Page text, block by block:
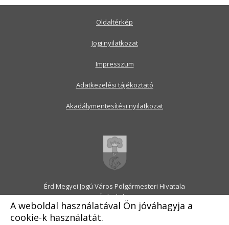
A weboldal használatával Ön jóváhagyja a
cookie-k használatát.
Érd Megyei Jogú Város Polgármesteri Hivatala
2030 Érd, Alsó utca 1.
Levélcím: 2031 Érd, Pf.: 31
E-mail:onkormanyzat@erd.hu
Oldaltérkép
Jogi nyilatkozat
Impresszum
Adatkezelési tájékoztató
Akadálymentesítési nyilatkozat